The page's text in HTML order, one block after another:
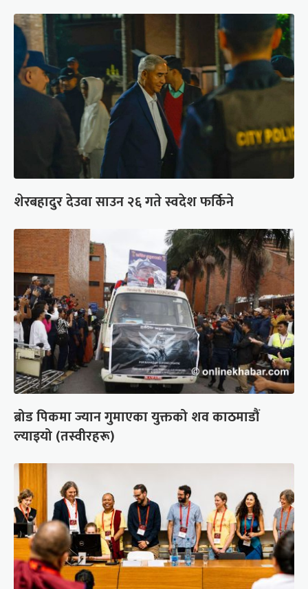
शेरबहादुर देउवा साउन २६ गते स्वदेश फर्किने
ब्रोड पिकमा ज्यान गुमाएका युक्तको शव काठमाडौं
ल्याइयो (तस्वीरहरू)